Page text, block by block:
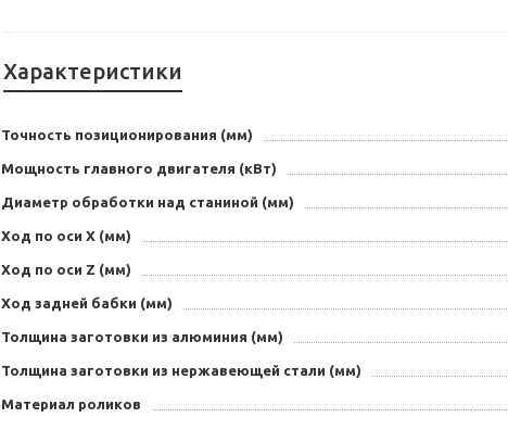
Характеристики
Точность позиционирования (мм)
Мощность главного двигателя (кВт)
Диаметр обработки над станиной (мм)
Ход по оси X (мм)
Ход по оси Z (мм)
Ход задней бабки (мм)
Толщина заготовки из алюминия (мм)
Толщина заготовки из нержавеющей стали (мм)
Материал роликов